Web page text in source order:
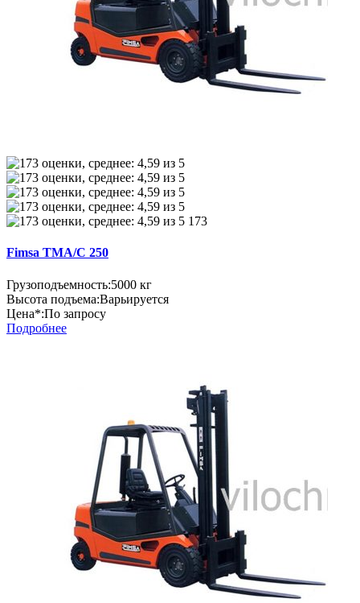
173
Fimsa TMA/C 250
Грузоподъемность:5000 кг
Высота подъема:Варьируется
Цена*:По запросу
Подробнее